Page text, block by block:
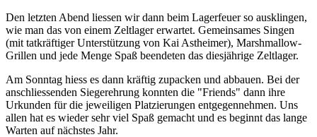
Den letzten Abend liessen wir dann beim Lagerfeuer so ausklingen,
wie man das von einem Zeltlager erwartet. Gemeinsames Singen
(mit tatkräftiger Unterstützung von Kai Astheimer), Marshmallow-
Grillen und jede Menge Spaß beendeten das diesjährige Zeltlager.
Am Sonntag hiess es dann kräftig zupacken und abbauen. Bei der
anschliessenden Siegerehrung konnten die "Friends" dann ihre
Urkunden für die jeweiligen Platzierungen entgegennehmen. Uns
allen hat es wieder sehr viel Spaß gemacht und es beginnt das lange
Warten auf nächstes Jahr.